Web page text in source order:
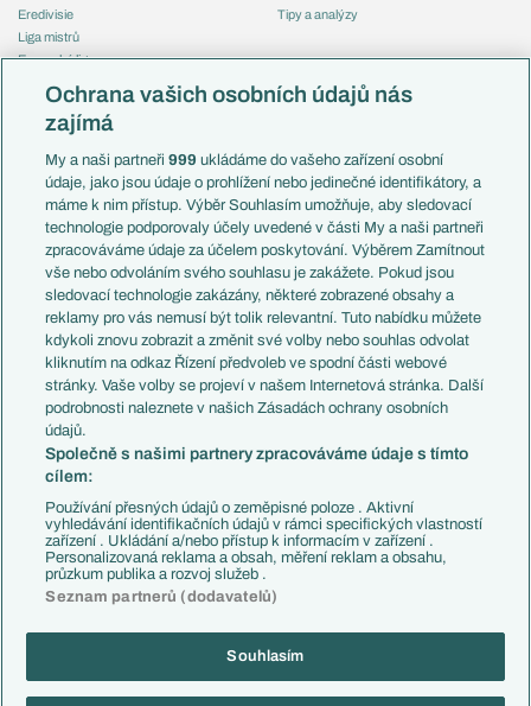
Eredivisie
Liga mistrů
Evropská liga
Mistrovství světa
Liga národů
Témata
Představení týmů MS
EuroSkauting
PL v kostce
Evropské koeficienty
Přestupy
Přestupové spekulace
Zranění
Kluby
Arsenal FC
Chelsea FC
Manchester United
AC Milán
Juventus FC
Bayern Mnichov
FC Barcelona
Real Madrid
Tipy a analýzy
Česko
Francie
Itálie
Německo
Španělsko
Argentina
Brazílie
Přestupy
Zápasy
Livescore
Tipovací soutěž
Copyright © 2001-2026 EuroFotbal.cz. Využíváme zpravodajství ČTK.
Ochrana vašich osobních údajů nás
zajímá
My a naši partneři999 ukládáme do vašeho zařízení osobní
údaje, jako jsou údaje o prohlížení nebo jedinečné identifikátory, a
máme k nim přístup. Výběr Souhlasím umožňuje, aby sledovací
technologie podporovaly účely uvedené v části My a naši partneři
zpracováváme údaje za účelem poskytování. Výběrem Zamítnout
vše nebo odvoláním svého souhlasu je zakážete. Pokud jsou
sledovací technologie zakázány, některé zobrazené obsahy a
reklamy pro vás nemusí být tolik relevantní. Tuto nabídku můžete
kdykoli znovu zobrazit a změnit své volby nebo souhlas odvolat
kliknutím na odkaz Řízení předvoleb ve spodní části webové
stránky. Vaše volby se projeví v našem Internetová stránka. Další
podrobnosti naleznete v našich Zásadách ochrany osobních
údajů.
Společně s našimi partnery zpracováváme údaje s tímto
cílem:
Používání přesných údajů o zeměpisné poloze . Aktivní
vyhledávání identifikačních údajů v rámci specifických vlastností
zařízení . Ukládání a/nebo přístup k informacím v zařízení .
Personalizovaná reklama a obsah, měření reklam a obsahu,
průzkum publika a rozvoj služeb .
Seznam partnerů (dodavatelů)
Souhlasím